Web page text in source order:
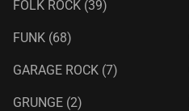
FOLK ROCK (39)
FUNK (68)
GARAGE ROCK (7)
GRUNGE (2)